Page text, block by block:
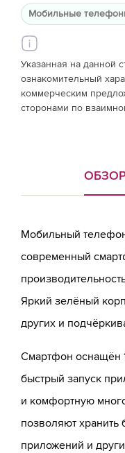
Мобильные
Указанная на данной
ознакомительный
коммерческим
сторонами по
Мобильный
современный
Яркий зелёный
других и
Смартфон оснащён
быстрый запуск
и комфортную
позволяют
приложений и